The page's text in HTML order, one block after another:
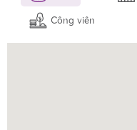
Công viên